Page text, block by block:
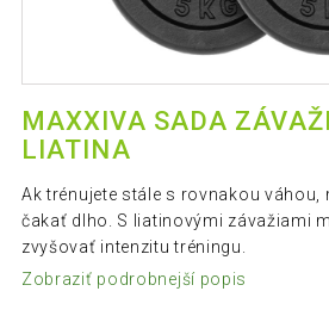
MAXXIVA SADA
LIATINA
Ak trénujete stále s rovnakou váhou,
čakať dlho. S liatinovými závažiami
zvyšovať intenzitu tréningu.
Zobraziť podrobnejší popis